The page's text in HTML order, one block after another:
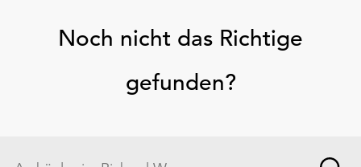
Noch nicht das Richtige
gefunden?